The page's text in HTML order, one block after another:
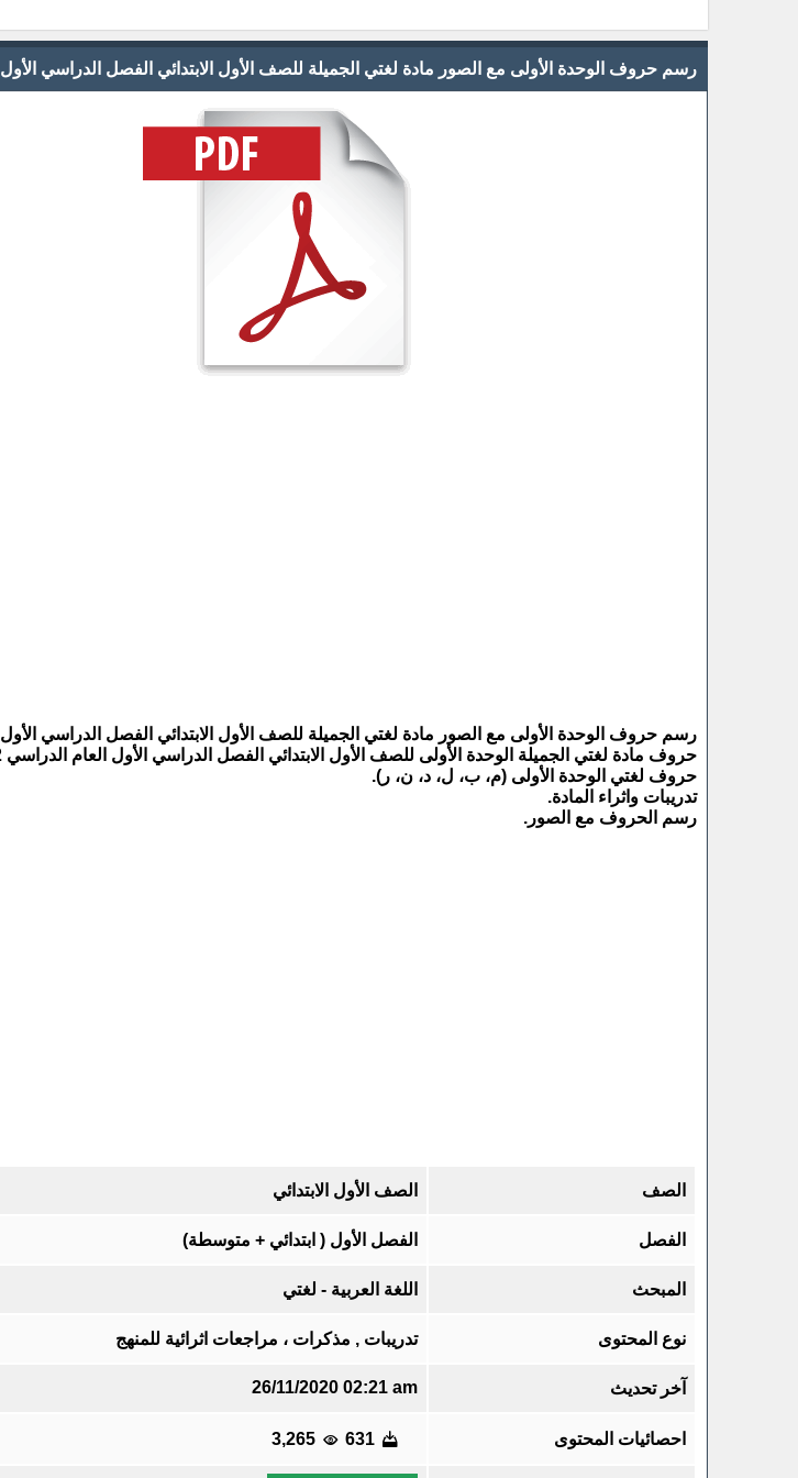
رسم حروف الوحدة الأولى مع الصور مادة لغتي الجميلة للصف الأول الابتدائي الفصل الدراسي الأول 14424هـ
رسم حروف الوحدة الأولى مع الصور مادة لغتي الجميلة للصف الأول الابتدائي الفصل الدراسي الأول 14424هـ.
حروف مادة لغتي الجميلة الوحدة الأولى للصف الأول الابتدائي الفصل الدراسي الأول العام الدراسي 1442هـ.
حروف لغتي الوحدة الأولى (م، ب، ل، د، ن، ر).
تدريبات واثراء المادة.
رسم الحروف مع الصور.
الصف الصف الأول الابتدائي
الفصل الفصل الأول ( ابتدائي + متوسطة)
المبحث اللغة العربية - لغتي
نوع المحتوى تدريبات , مذكرات ، مراجعات اثرائية للمنهج
آخر تحديث 26/11/2020 02:21 am
احصائيات المحتوى 631
3,265